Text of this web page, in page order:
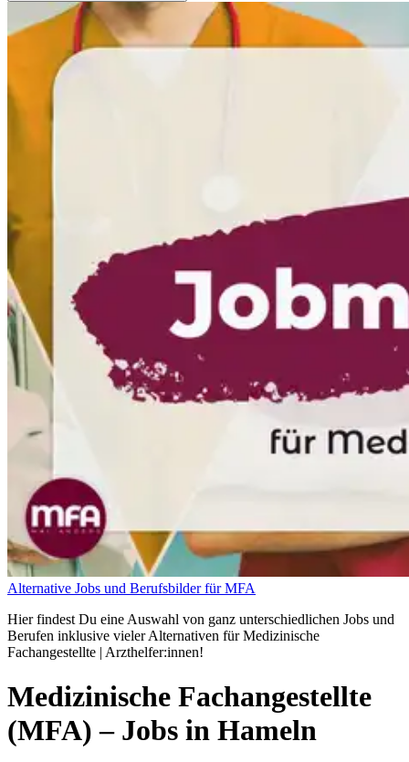
Alternative Jobs und Berufsbilder für MFA
Hier findest Du eine Auswahl von ganz unterschiedlichen Jobs und
Berufen inklusive vieler Alternativen für Medizinische
Fachangestellte | Arzthelfer:innen!
Medizinische Fachangestellte
(MFA) – Jobs in Hameln